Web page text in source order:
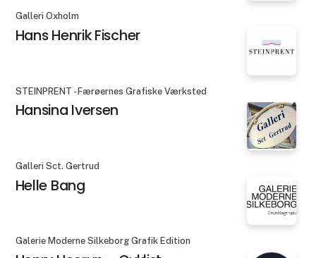
Galleri Oxholm
Hans Henrik Fischer
STEINPRENT - Færøernes Grafiske Værksted
Hansina Iversen
Galleri Sct. Gertrud
Helle Bang
Galerie Moderne Silkeborg Grafik Edition